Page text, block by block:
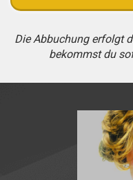
Die Abbuchung erfolgt
bekommst du